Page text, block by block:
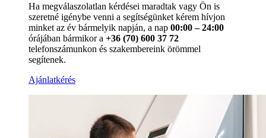
Ha megválaszolatlan kérdései maradtak vagy Ön is
szeretné igénybe venni a segítségünket kérem hívjon
minket az év bármelyik napján, a nap 00:00 – 24:00
órájában bármikor a +36 (70) 600 37 72
telefonszámunkon és szakembereink örömmel
segítenek.
Ajánlatkérés